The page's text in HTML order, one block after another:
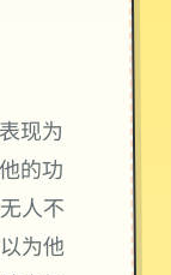
现为
的功
人不
为他